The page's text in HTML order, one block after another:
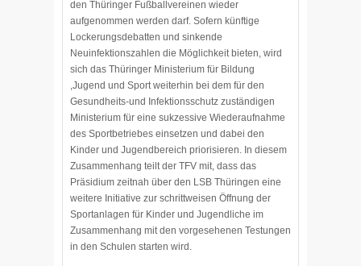
den Thüringer Fußballvereinen wieder
aufgenommen werden darf. Sofern künftige
Lockerungsdebatten und sinkende
Neuinfektionszahlen die Möglichkeit bieten, wird
sich das Thüringer Ministerium für Bildung
,Jugend und Sport weiterhin bei dem für den
Gesundheits-und Infektionsschutz zuständigen
Ministerium für eine sukzessive Wiederaufnahme
des Sportbetriebes einsetzen und dabei den
Kinder und Jugendbereich priorisieren. In diesem
Zusammenhang teilt der TFV mit, dass das
Präsidium zeitnah über den LSB Thüringen eine
weitere Initiative zur schrittweisen Öffnung der
Sportanlagen für Kinder und Jugendliche im
Zusammenhang mit den vorgesehenen Testungen
in den Schulen starten wird.